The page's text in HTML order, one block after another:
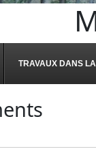
TRAVAUX DANS